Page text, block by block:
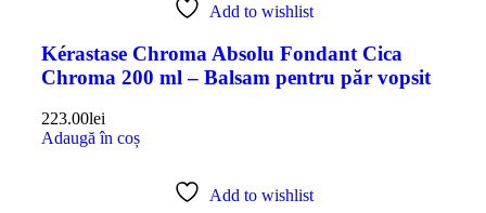
Add to wishlist
Kérastase Chroma Absolu Fondant Cica
Chroma 200 ml – Balsam pentru păr vopsit
223.00lei
Adaugă în coș
Add to wishlist